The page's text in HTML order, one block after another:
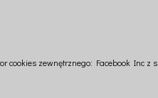
cookies zewnętrznego: Facebook Inc